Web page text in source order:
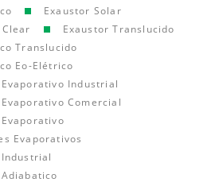
Exaustor Solar
Exaustor Translucido
Translucido
Eo-Elétrico
Industrial
Comercial
Evaporativos